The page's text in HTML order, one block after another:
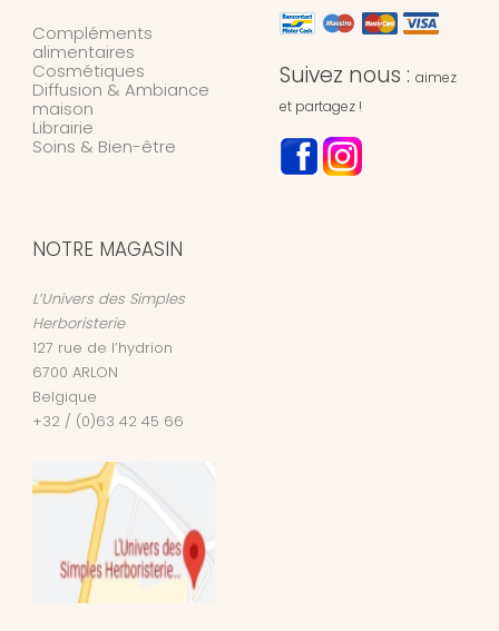
Compléments
alimentaires
Cosmétiques
Diffusion & Ambiance
maison
Librairie
Soins & Bien-être
Suivez nous : aimez
et partagez !
NOTRE MAGASIN
L’Univers des Simples
Herboristerie
127 rue de l’hydrion
6700 ARLON
Belgique
+32 / (0)63 42 45 66